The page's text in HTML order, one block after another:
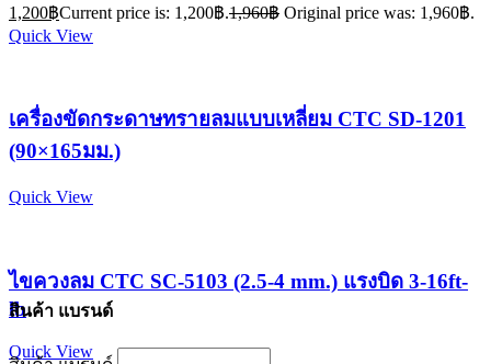
1,200฿Current price is: 1,200฿.1,960฿ Original price was: 1,960฿.
Quick View
เครื่องขัดกระดาษทรายลมแบบเหลี่ยม CTC SD-1201
(90×165มม.)
Quick View
ไขควงลม CTC SC-5103 (2.5-4 mm.) แรงบิด 3-16ft-
lb
Quick View
สินค้า แบรนด์